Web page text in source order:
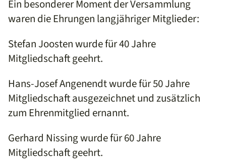
Ein besonderer Moment der Versammlung
waren die Ehrungen langjähriger Mitglieder:
Stefan Joosten wurde für 40 Jahre
Mitgliedschaft geehrt.
Hans-Josef Angenendt wurde für 50 Jahre
Mitgliedschaft ausgezeichnet und zusätzlich
zum Ehrenmitglied ernannt.
Gerhard Nissing wurde für 60 Jahre
Mitgliedschaft geehrt.